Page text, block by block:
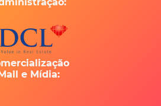
Mall e Mídia: